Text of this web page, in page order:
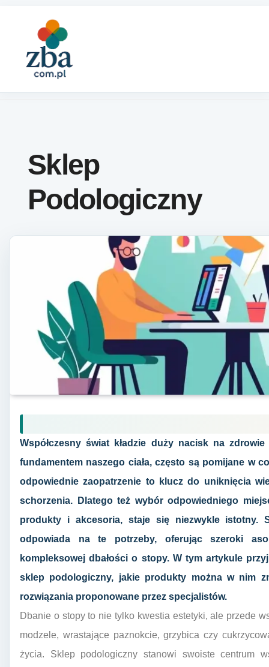
Sklep
Podologiczny
Współczesny świat kładzie duży nacisk na
fundamentem naszego ciała, często są pomijane w
odpowiednie zaopatrzenie to klucz do uniknięcia
schorzenia. Dlatego też wybór odpowiedniego
produkty i akcesoria, staje się niezwykle istotny.
odpowiada na te potrzeby, oferując szeroki
kompleksowej dbałości o stopy. W tym artykule
sklep podologiczny, jakie produkty można w nim
rozwiązania proponowane przez specjalistów.
Dbanie o stopy to nie tylko kwestia estetyki, ale przede
modzele, wrastające paznokcie, grzybica czy
życia. Sklep podologiczny stanowi swoiste centrum